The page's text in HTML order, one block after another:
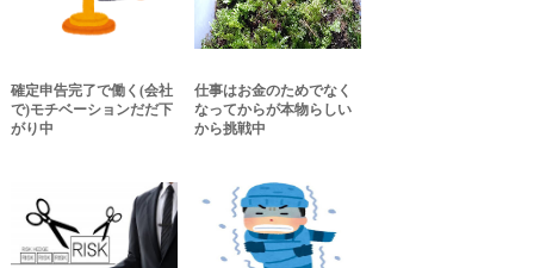
確定申告完了で働く(会社
で)モチベーションだだ下
がり中
仕事はお金のためでなく
なってからが本物らしい
から挑戦中